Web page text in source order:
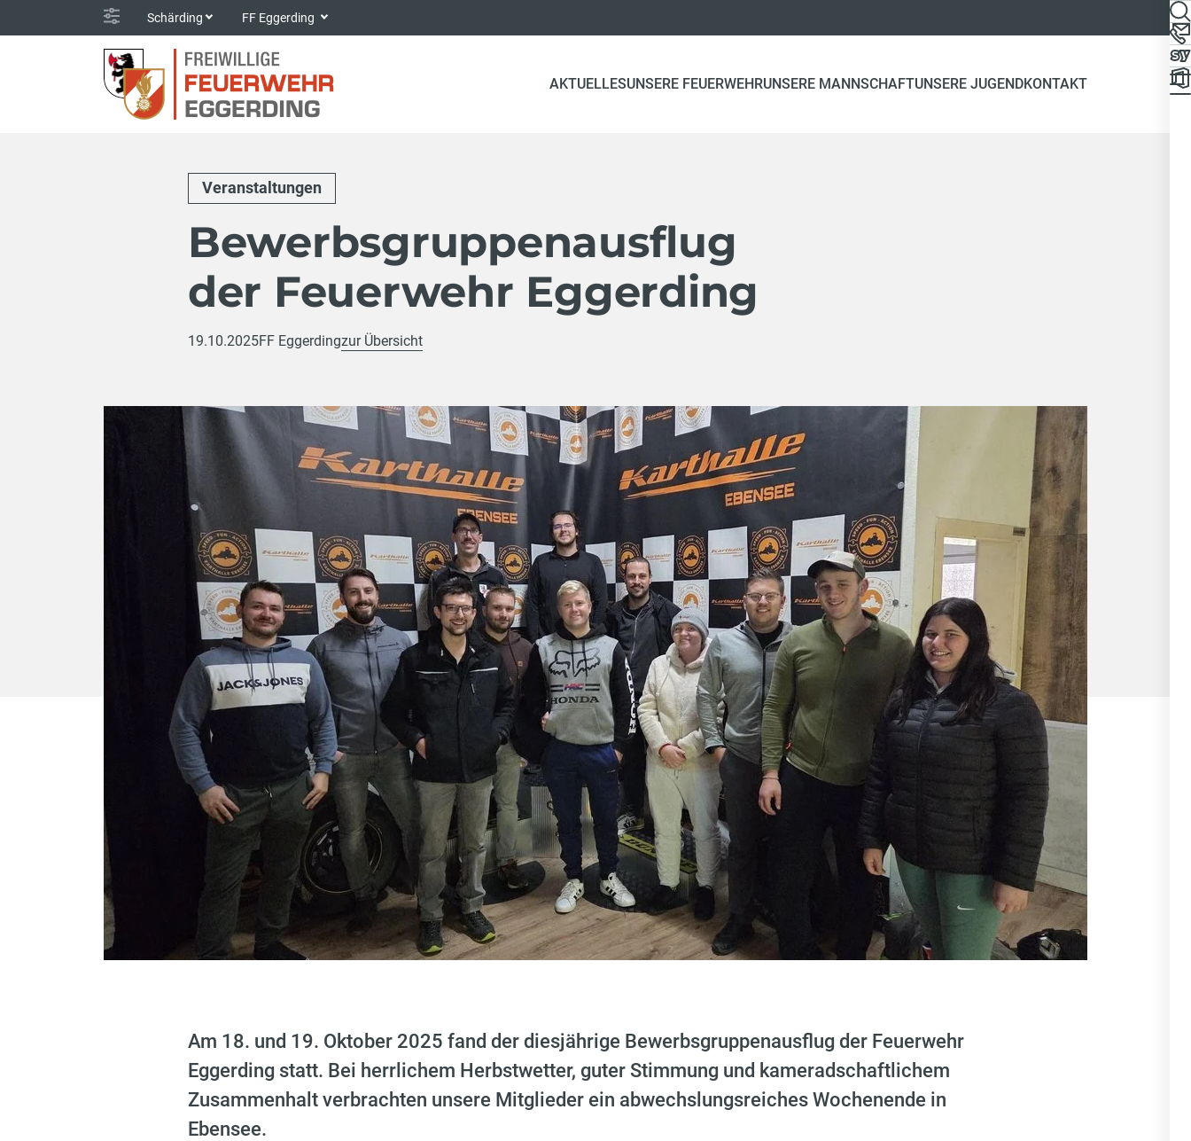
Schärding FF Eggerding
AKTUELLESUNSERE FEUERWEHRUNSERE MANNSCHAFTUNSERE JUGENDKONTAKT
Veranstaltungen
Bewerbsgruppenausflug
der Feuerwehr Eggerding
19.10.2025FF Eggerdingzur Übersicht
Am 18. und 19. Oktober 2025 fand der diesjährige Bewerbsgruppenausflug der Feuerwehr
Eggerding statt. Bei herrlichem Herbstwetter, guter Stimmung und kameradschaftlichem
Zusammenhalt verbrachten unsere Mitglieder ein abwechslungsreiches Wochenende in
Ebensee.